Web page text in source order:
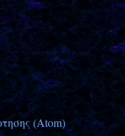
(Atom)